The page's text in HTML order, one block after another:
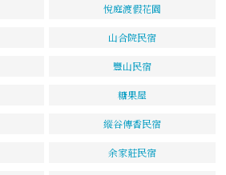
悅庭渡假花園
山合院民宿
豐山民宿
糖果屋
縱谷傳香民宿
余家莊民宿